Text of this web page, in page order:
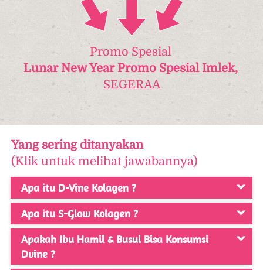
Promo Spesial
Lunar New Year Promo Spesial Imlek,
SEGERAA
Yang sering ditanyakan
(Klik untuk melihat jawabannya)
Apa itu D-Vine Kolagen ?
Apa itu S-Glow Kolagen ?
Apakah Ibu Hamil & Busui Bisa Konsumsi
Dvine ?